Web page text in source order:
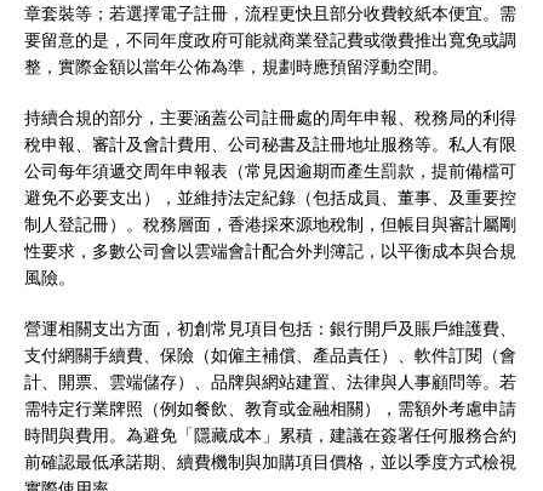
章套裝等；若選擇電子註冊，流程更快且部分收費較紙本便宜。需
要留意的是，不同年度政府可能就商業登記費或徵費推出寬免或調
整，實際金額以當年公佈為準，規劃時應預留浮動空間。
持續合規的部分，主要涵蓋公司註冊處的周年申報、稅務局的利得
稅申報、審計及會計費用、公司秘書及註冊地址服務等。私人有限
公司每年須遞交周年申報表（常見因逾期而產生罰款，提前備檔可
避免不必要支出），並維持法定紀錄（包括成員、董事、及重要控
制人登記冊）。稅務層面，香港採來源地稅制，但帳目與審計屬剛
性要求，多數公司會以雲端會計配合外判簿記，以平衡成本與合規
風險。
營運相關支出方面，初創常見項目包括：銀行開戶及賬戶維護費、
支付網關手續費、保險（如僱主補償、產品責任）、軟件訂閱（會
計、開票、雲端儲存）、品牌與網站建置、法律與人事顧問等。若
需特定行業牌照（例如餐飲、教育或金融相關），需額外考慮申請
時間與費用。為避免「隱藏成本」累積，建議在簽署任何服務合約
前確認最低承諾期、續費機制與加購項目價格，並以季度方式檢視